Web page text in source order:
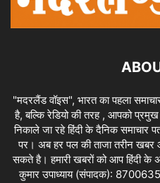
"मदरलैंड वॉइस", भारत का पहला
है, बल्कि रेडियो की तरह , आपको प्रमुख
निकाले जा रहे हिंदी के दैनिक
पर। अब हर पल की ताजा तरीन
सकते है। हमारी खबरों को आप हिंदी
कुमार उपाध्याय (संपादक):